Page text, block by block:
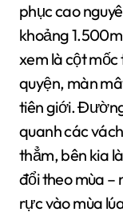
phục cao
khoảng
xem là cột
quyện, màn
tiên giới.
quanh các
thẳm, bên kia
đổi theo mùa –
rực vào mùa